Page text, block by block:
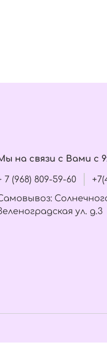
на связи с Вами с
7 (968) 809-59-60
ул. д.3